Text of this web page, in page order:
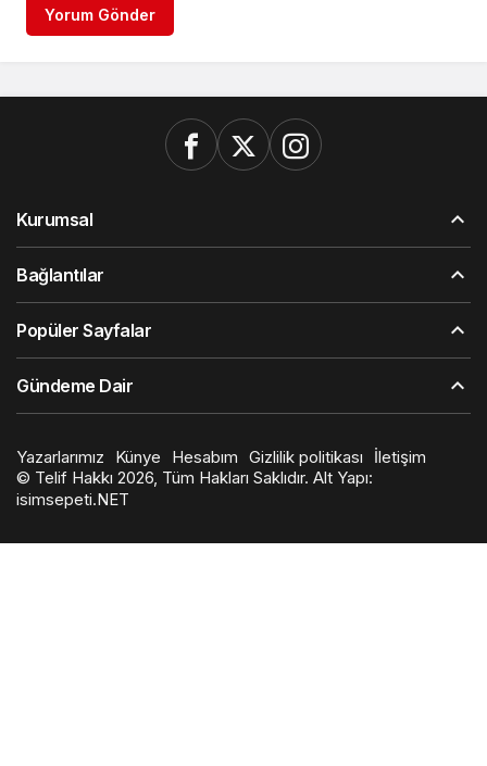
Yorum Gönder
Kurumsal
Bağlantılar
Popüler Sayfalar
Gündeme Dair
Yazarlarımız Künye Hesabım Gizlilik politikası
İletişim
© Telif Hakkı 2026, Tüm Hakları Saklıdır. Alt Yapı:
isimsepeti.NET